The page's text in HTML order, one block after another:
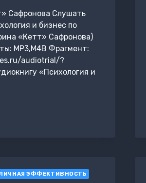
Сафронова Слушать
и бизнес по
«Кетт» Сафронова)
MP3,M4B Фрагмент:
audiotrial/?
«Психология и
ЭФФЕКТИВНОСТЬ